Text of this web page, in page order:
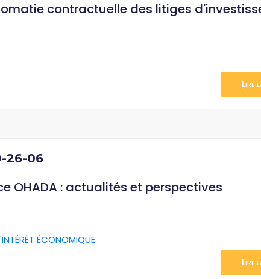
contractuelle des litiges
Lire
26-06
OHADA : actualités et perspectives
ÉCONOMIQUE
Lire